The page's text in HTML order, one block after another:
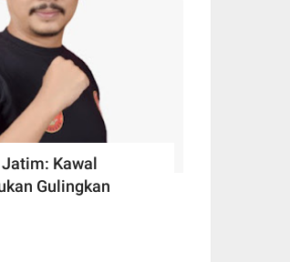
Kawal
Gulingkan